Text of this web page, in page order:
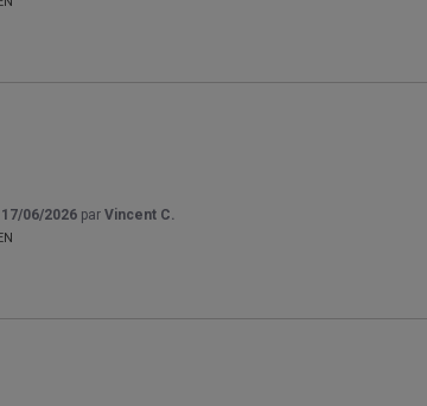
17/06/2026 par Vincent C.